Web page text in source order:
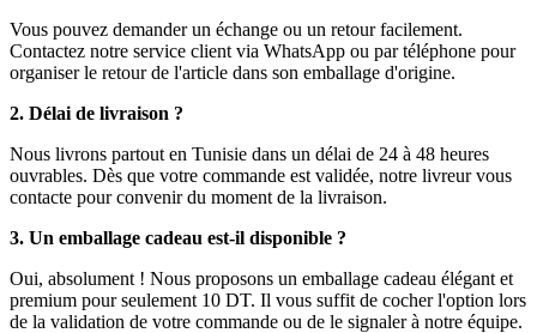
Vous pouvez demander un échange ou un retour facilement.
Contactez notre service client via WhatsApp ou par téléphone pour
organiser le retour de l'article dans son emballage d'origine.
2. Délai de livraison ?
Nous livrons partout en Tunisie dans un délai de 24 à 48 heures
ouvrables. Dès que votre commande est validée, notre livreur vous
contacte pour convenir du moment de la livraison.
3. Un emballage cadeau est-il disponible ?
Oui, absolument ! Nous proposons un emballage cadeau élégant et
premium pour seulement 10 DT. Il vous suffit de cocher l'option lors
de la validation de votre commande ou de le signaler à notre équipe.